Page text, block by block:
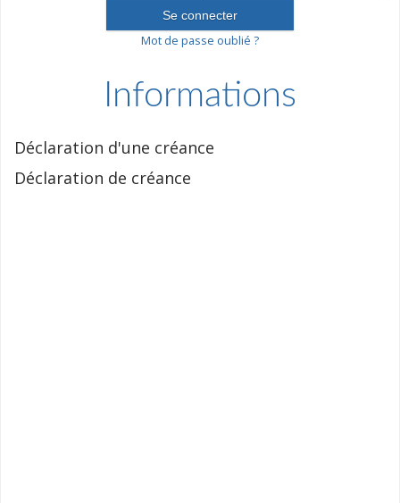
Mot de passe oublié ?
Informations
Déclaration d'une créance
Déclaration de créance